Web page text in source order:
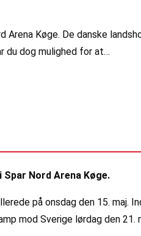
Arena Køge. De danske
du dog mulighed for at…
Nord Arena Køge.
på onsdag den 15. maj.
mod Sverige lørdag den 21.